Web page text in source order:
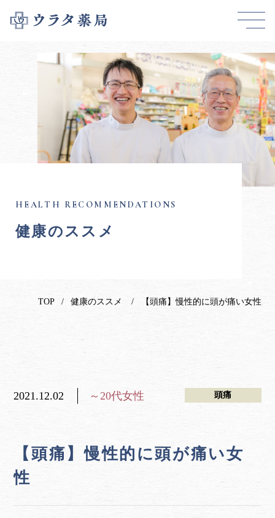
健康のススメ
TOP 健康のススメ 【頭痛】慢性的に頭が痛い女性
2021.12.02 ～20代女性 頭痛
【頭痛】慢性的に頭が痛い女
性